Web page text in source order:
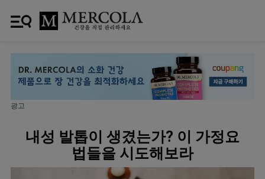
광고
내성 발톱이 생겼는가? 이 가정요
법들을 시도해보라